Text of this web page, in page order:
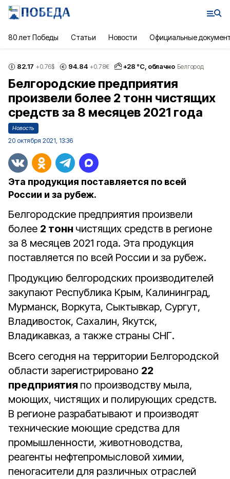
80 лет Победы Статьи Новости Официальные
82.17 +0.76$ 94.84 +0.78€ +28 °С, облачно Белгород
Белгородские предприятия
произвели более 2 тонн чистящих
средств за 8 месяцев 2021 года
Новость
20 октября 2021, 13:36
Эта продукция поставляется по всей
России и за рубеж.
Белгородские предприятия произвели
более 2 тонн чистящих средств в регионе
за 8 месяцев 2021 года. Эта продукция
поставляется по всей России и за рубеж.
Продукцию белгородских производителей
закупают Республика Крым, Калининград,
Мурманск, Воркута, Сыктывкар, Сургут,
Владивосток, Сахалин, Якутск,
Владикавказ, а также страны СНГ.
Всего сегодня на территории Белгородской
области зарегистрировано 22
предприятия по производству мыла,
моющих, чистящих и полирующих средств.
В регионе разрабатывают и производят
технические моющие средства для
промышленности, животноводства,
реагенты нефтепромысловой химии,
пеногасители для различных отраслей